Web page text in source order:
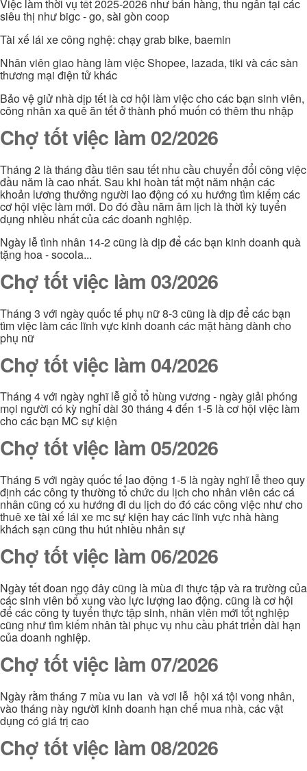
Việc làm thời vụ tết 2025-2026 như bán hàng, thu ngân tại các
siêu thị như bigc - go, sài gòn coop
Tài xế lái xe công nghệ: chạy grab bike, baemin
Nhân viên giao hàng làm việc Shopee, lazada, tiki và các sàn
thương mại điện tử khác
Bảo vệ giử nhà dịp tết là cơ hội làm việc cho các bạn sinh viên,
công nhân xa quê ăn tết ở thành phố muốn có thêm thu nhập
Chợ tốt việc làm 02/2026
Tháng 2 là tháng đầu tiên sau tết nhu cầu chuyển đổi công việc
đầu năm là cao nhất. Sau khi hoàn tất một năm nhận các
khoản lương thưởng người lao động có xu hướng tìm kiếm các
cơ hội việc làm mới. Do đó đầu năm âm lịch là thời kỳ tuyển
dụng nhiều nhất của các doanh nghiệp.
Ngày lễ tình nhân 14-2 cũng là dịp để các bạn kinh doanh quà
tặng hoa - socola...
Chợ tốt việc làm 03/2026
Tháng 3 với ngày quốc tế phụ nữ 8-3 cũng là dịp để các bạn
tìm việc làm các lĩnh vực kinh doanh các mặt hàng dành cho
phụ nữ
Chợ tốt việc làm 04/2026
Tháng 4 với ngày nghĩ lễ giổ tổ hùng vương - ngày giải phóng
mọi người có kỳ nghỉ dài 30 tháng 4 đến 1-5 là cơ hội việc làm
cho các bạn MC sự kiện
Chợ tốt việc làm 05/2026
Tháng 5 với ngày quốc tế lao động 1-5 là ngày nghĩ lễ theo quy
định các công ty thường tổ chức du lịch cho nhân viên các cá
nhân cũng có xu hướng đi du lịch do đó các công việc như cho
thuê xe tài xế lái xe mc sự kiện hay các lĩnh vực nhà hàng
khách sạn cũng thu hút nhiều nhân sự
Chợ tốt việc làm 06/2026
Ngày tết đoan ngọ đây cũng là mùa đi thực tập và ra trường của
các sinh viên bổ xung vào lực lượng lao động. cũng là cơ hội
để các công ty tuyển thực tập sinh, nhân viên mới tốt nghiệp
cũng như tìm kiếm nhân tài phục vụ nhu cầu phát triển dài hạn
của doanh nghiệp.
Chợ tốt việc làm 07/2026
Ngày rằm tháng 7 mùa vu lan và vơi lễ hội xá tội vong nhân,
vào tháng này người kinh doanh hạn chế mua nhà, các vật
dụng có giá trị cao
Chợ tốt việc làm 08/2026